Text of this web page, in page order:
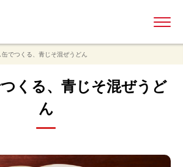
缶でつくる、青じそ混ぜうどん
くる、青じそ混ぜうど
ん